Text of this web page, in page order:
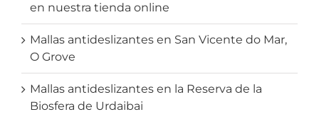
en nuestra tienda online
Mallas antideslizantes en San Vicente do Mar,
O Grove
Mallas antideslizantes en la Reserva de la
Biosfera de Urdaibai